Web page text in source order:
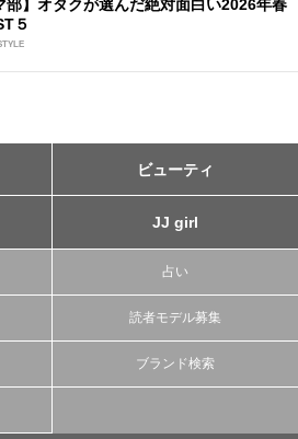
部】オタクが選んだ絶対面白い2026年春
５
ビューティ
JJ girl
占い
読者モデル募集
ブランド検索